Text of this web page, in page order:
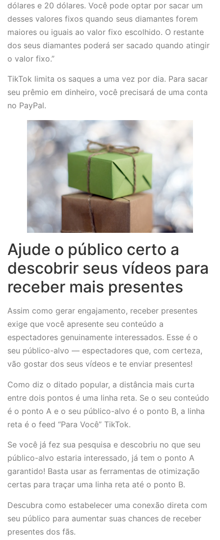
dólares e 20 dólares. Você pode optar por sacar um
desses valores fixos quando seus diamantes forem
maiores ou iguais ao valor fixo escolhido. O restante
dos seus diamantes poderá ser sacado quando atingir
o valor fixo.”
TikTok limita os saques a uma vez por dia. Para sacar
seu prêmio em dinheiro, você precisará de uma conta
no PayPal.
Ajude o público certo a
descobrir seus vídeos para
receber mais presentes
Assim como gerar engajamento, receber presentes
exige que você apresente seu conteúdo a
espectadores genuinamente interessados. Esse é o
seu público-alvo — espectadores que, com certeza,
vão gostar dos seus vídeos e te enviar presentes!
Como diz o ditado popular, a distância mais curta
entre dois pontos é uma linha reta. Se o seu conteúdo
é o ponto A e o seu público-alvo é o ponto B, a linha
reta é o feed “Para Você” TikTok.
Se você já fez sua pesquisa e descobriu no que seu
público-alvo estaria interessado, já tem o ponto A
garantido! Basta usar as ferramentas de otimização
certas para traçar uma linha reta até o ponto B.
Descubra como estabelecer uma conexão direta com
seu público para aumentar suas chances de receber
presentes dos fãs.